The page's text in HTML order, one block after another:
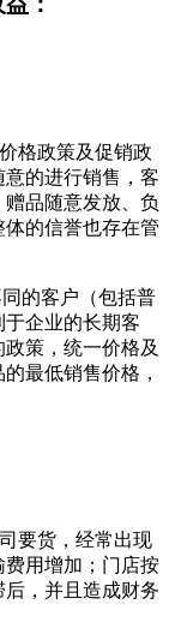
格政策及促销政
的进行销售，客
品随意发放、负
的信誉也存在管
的客户（包括普
企业的长期客
策，统一价格及
最低销售价格，
要货，经常出现
用增加；门店按
，并且造成财务